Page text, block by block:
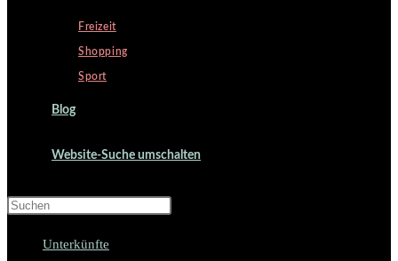
Freizeit
Shopping
Sport
Blog
Website-Suche umschalten
Unterkünfte